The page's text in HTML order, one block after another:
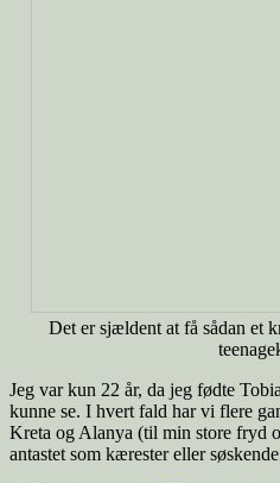
Det er sjældent at få sådan et
Jeg var kun 22 år, da jeg fødte
kunne se. I hvert fald har vi flere
Kreta og Alanya (til min store fryd
antastet som kærester eller